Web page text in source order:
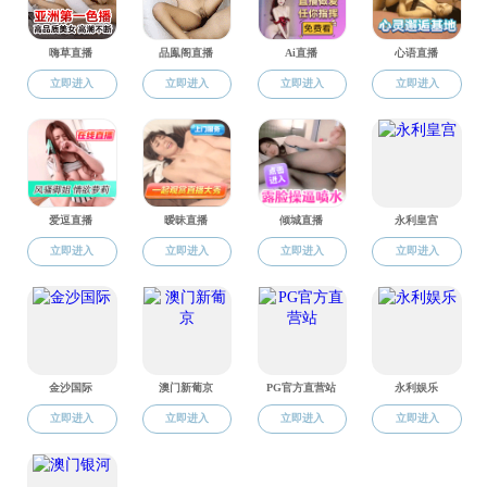
检测中心
展览展讯
艺术展览
师生作品
党群工作
党建工作
工会活动
年会专题
师资概况 宝石系 首饰系 教学实验中心
偷拍外流>教学单位 >师资概况
政管理人员8人，实验技术人员2人。专业教师中博士生导师6
各类相关专业证书的教师38人，占专业教师的100%。